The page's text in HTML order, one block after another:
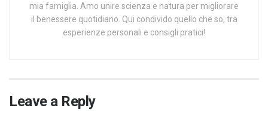
mia famiglia. Amo unire scienza e natura per migliorare
il benessere quotidiano. Qui condivido quello che so, tra
esperienze personali e consigli pratici!
Leave a Reply